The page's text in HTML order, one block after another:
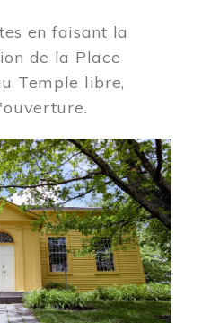
en faisant la
de la Place
Temple libre,